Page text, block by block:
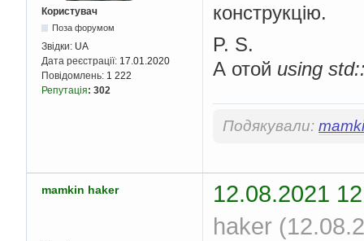
Користувач
Поза форумом
Звідки: UA
Дата реєстрації: 17.01.2020
Повідомлень: 1 222
Репутація: 302
конструкцію.
P. S.
А отой using
Подякували:
mamkin haker
12.08.2021
haker